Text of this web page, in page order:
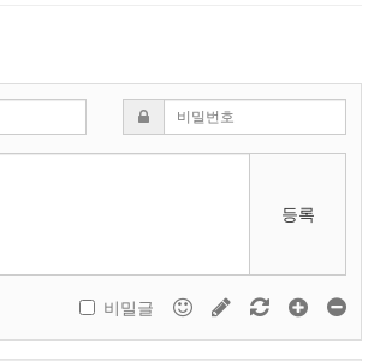
등록
비밀글